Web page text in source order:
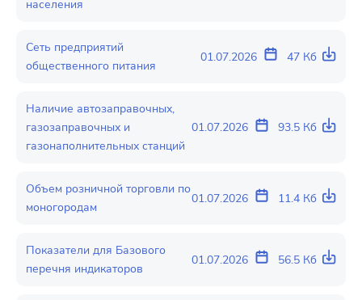
населения
Сеть предприятий
общественного питания
01.07.2026 47 Кб
Наличие автозаправочных,
газозаправочных и
газонаполнительных станций
01.07.2026 93.5 Кб
Объем розничной торговли по
моногородам
01.07.2026 11.4 Кб
Показатели для Базового
перечня индикаторов
01.07.2026 56.5 Кб